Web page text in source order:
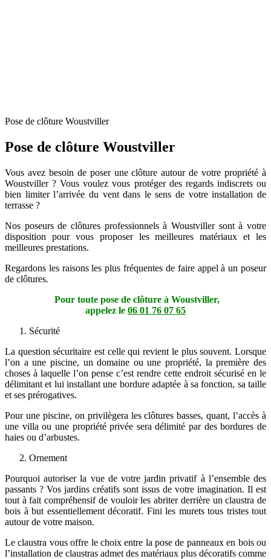
Pose de clôture Woustviller
Pose de clôture Woustviller
Vous avez besoin de poser une clôture autour de votre propriété à
Woustviller ? Vous voulez vous protéger des regards indiscrets ou
bien limiter l’arrivée du vent dans le sens de votre installation de
terrasse ?
Nos poseurs de clôtures professionnels à Woustviller sont à votre
disposition pour vous proposer les meilleures matériaux et les
meilleures prestations.
Regardons les raisons les plus fréquentes de faire appel à un poseur
de clôtures.
Pour toute pose de clôture à Woustviller,
appelez le 06 01 76 07 65
Sécurité
La question sécuritaire est celle qui revient le plus souvent. Lorsque
l’on a une piscine, un domaine ou une propriété, la première des
choses à laquelle l’on pense c’est rendre cette endroit sécurisé en le
délimitant et lui installant une bordure adaptée à sa fonction, sa taille
et ses prérogatives.
Pour une piscine, on privilègera les clôtures basses, quant, l’accès à
une villa ou une propriété privée sera délimité par des bordures de
haies ou d’arbustes.
Ornement
Pourquoi autoriser la vue de votre jardin privatif à l’ensemble des
passants ? Vos jardins créatifs sont issus de votre imagination. Il est
tout à fait compréhensif de vouloir les abriter derrière un claustra de
bois à but essentiellement décoratif. Fini les murets tous tristes tout
autour de votre maison.
Le claustra vous offre le choix entre la pose de panneaux en bois ou
l’installation de claustras admet des matériaux plus décoratifs comme